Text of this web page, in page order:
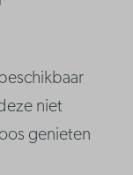
niet
genieten